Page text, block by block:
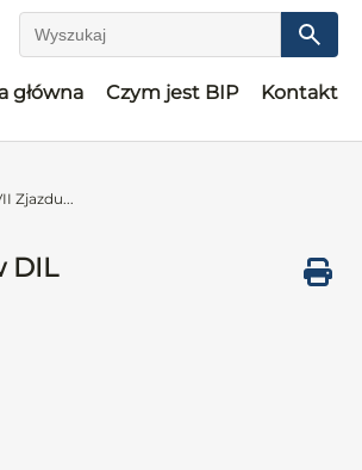
Wyszukaj
główna Czym jest BIP Kontakt
Zjazdu...
DIL